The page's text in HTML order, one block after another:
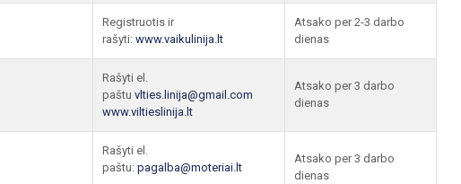
Registruotis ir
rašyti: www.vaikulinija.lt
Atsako per 2-3 darbo
dienas
Rašyti el.
paštu vlties.linija@gmail.com
www.viltieslinija.lt
Atsako per 3 darbo
dienas
Rašyti el.
paštu: pagalba@moteriai.lt
Atsako per 3 darbo
dienas